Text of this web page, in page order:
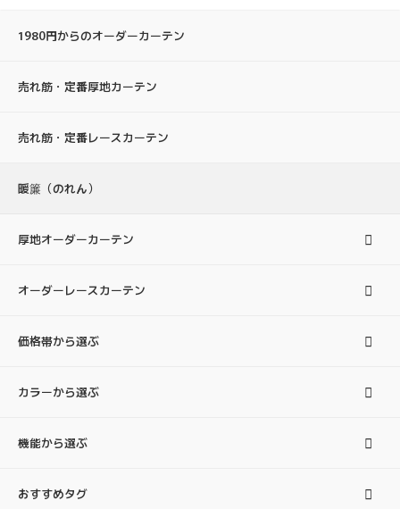
1980円からのオーダーカーテン
売れ筋・定番厚地カーテン
売れ筋・定番レースカーテン
暖簾（のれん）
厚地オーダーカーテン
オーダーレースカーテン
価格帯から選ぶ
カラーから選ぶ
機能から選ぶ
おすすめタグ